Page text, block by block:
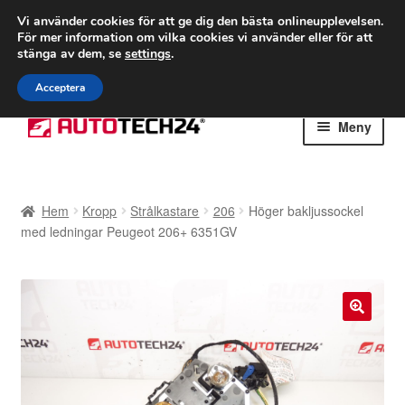
FRAKT från 75 kr
Världsomspännande frakt
Ring 766 924 713
Hoppa
till
Hoppa
till
Meny
Betalningar
Hem Kropp Strålkastare 206
Höger bakljussockel
med ledningar Peugeot 206+ 6351GV
Vi använder cookies för att ge dig den bästa onlineupplevelsen.
För mer information om vilka cookies vi använder eller för att
stänga av dem, se settings.
Acceptera